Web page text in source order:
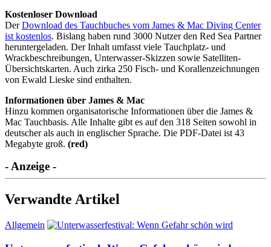
Kostenloser Download
DerDownload des Tauchbuches vom James & Mac Diving Center
ist kostenlos. Bislang haben rund 3000 Nutzer den Red Sea Partner
heruntergeladen. Der Inhalt umfasst viele Tauchplatz- und
Wrackbeschreibungen, Unterwasser-Skizzen sowie Satelliten-
Übersichtskarten. Auch zirka 250 Fisch- und Korallenzeichnungen
von Ewald Lieske sind enthalten.
Informationen über James & Mac
Hinzu kommen organisatorische Informationen über die James &
Mac Tauchbasis. Alle Inhalte gibt es auf den 318 Seiten sowohl in
deutscher als auch in englischer Sprache. Die PDF-Datei ist 43
Megabyte groß. (red)
- Anzeige -
Verwandte Artikel
Allgemein